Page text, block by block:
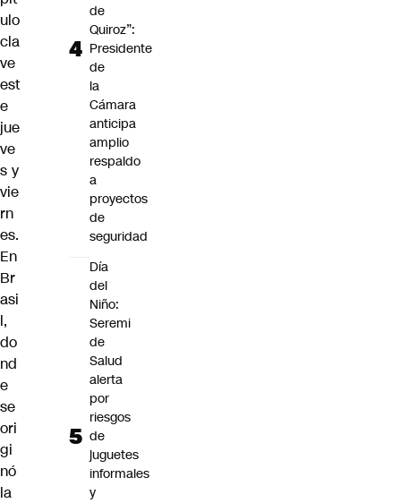
ulo
cla
ve
est
e
jue
ve
s y
vie
rn
es.
En
Br
asi
l,
do
nd
e
se
ori
gi
nó
la
de
Quiroz”:
Presidente
de
la
Cámara
anticipa
amplio
respaldo
a
proyectos
de
seguridad
Día
del
Niño:
Seremi
de
Salud
alerta
por
riesgos
de
juguetes
informales
y